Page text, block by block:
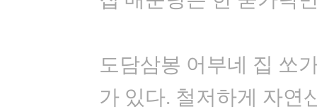
도담삼봉 어부네 집 쏘
가 있다. 철저하게 자연